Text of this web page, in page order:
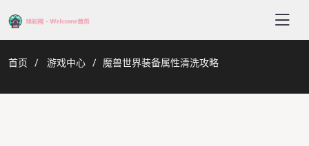
首页 游戏中心 魔兽世界装备属性清洗攻略